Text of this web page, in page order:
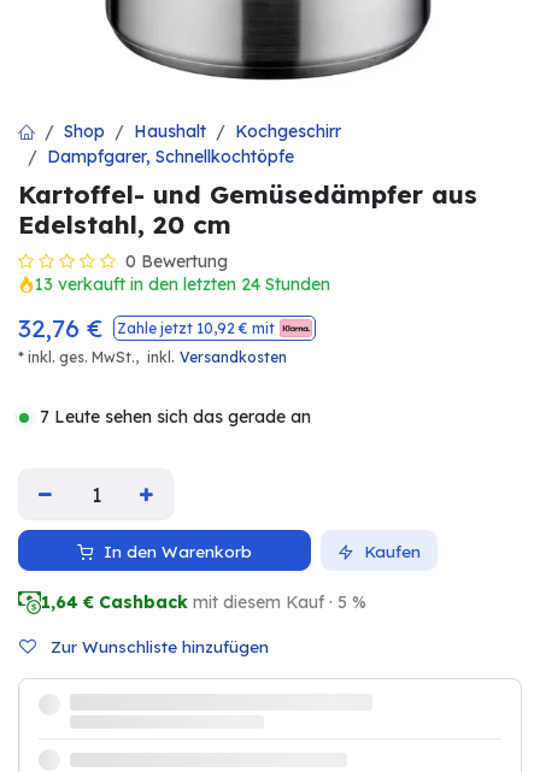
Shop Haushalt
Kochgeschirr
Dampfgarer, Schnellkochtöpfe
Kartoffel- und Gemüsedämpfer aus
Edelstahl, 20 cm
0 Bewertung
13 verkauft in den letzten 24 Stunden
32,76 € Zahle jetzt 10,92 € mit
* inkl. ges. MwSt., inkl . Versandkosten
7 Leute sehen sich das gerade an
In den Warenkorb Kaufen
1,64 € Cashback mit diesem Kauf · 5 %
Zur Wunschliste hinzufügen